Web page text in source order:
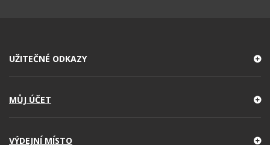
UŽITEČNÉ ODKAZY
MŮJ ÚČET
VÝDEJNÍ MÍSTO